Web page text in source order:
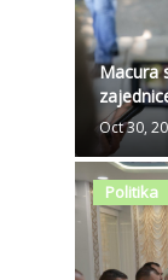
Macura
Oct 30,
Politika